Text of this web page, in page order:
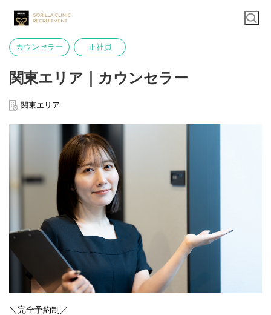
カウンセラー 正社員
関東エリア｜カウンセラー
関東エリア
＼完全予約制／